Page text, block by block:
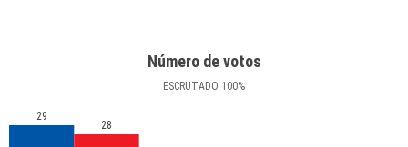
Número de votos
ESCRUTADO 100%
29
28